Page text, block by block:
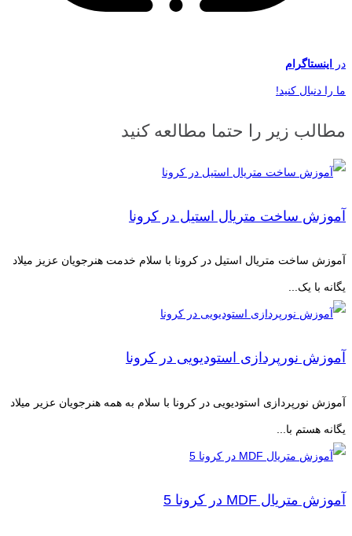
در اینستاگرام
ما را دنبال کنید!
مطالب زیر را حتما مطالعه کنید
آموزش ساخت متریال استیل در کرونا
آموزش ساخت متریال استیل در کرونا با سلام خدمت هنرجویان عزیز میلاد
یگانه با یک...
آموزش نورپردازی استودیویی در کرونا
آموزش نورپردازی استودیویی در کرونا با سلام به همه هنرجویان عزیر میلاد
یگانه هستم با...
آموزش متریال MDF در کرونا 5